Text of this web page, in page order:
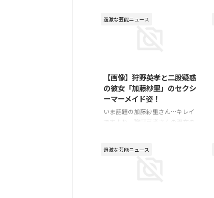
過激な芸能ニュース
【画像】狩野英孝と二股疑惑
の彼女「加藤紗里」のセクシ
ーマーメイド姿！
いま話題の加藤紗里さん…キレイ
ですよね。狩野英孝さんの現在の
そんな加藤紗里さんのレア画像を
過激な芸能ニュース